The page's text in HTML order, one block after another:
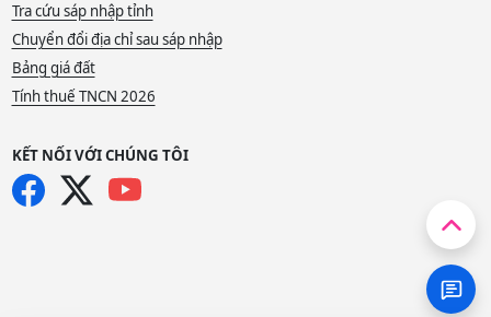
Tra cứu sáp nhập tỉnh
Chuyển đổi địa chỉ sau sáp nhập
Bảng giá đất
Tính thuế TNCN 2026
KẾT NỐI VỚI CHÚNG TÔI